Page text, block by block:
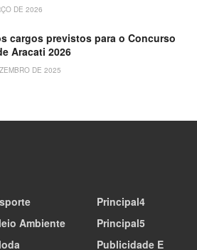
DE 2026
cargos previstos para o Concurso
Aracati 2026
DE 2025
Ambiente
Principal4
Principal5
Publicidade E